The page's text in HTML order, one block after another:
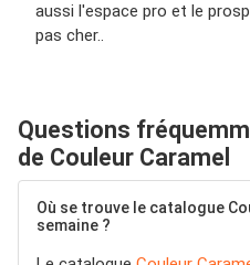
aussi l'espace pro et le
pas cher..
Questions
de Couleur Caramel
Où se trouve le catalogue
semaine ?